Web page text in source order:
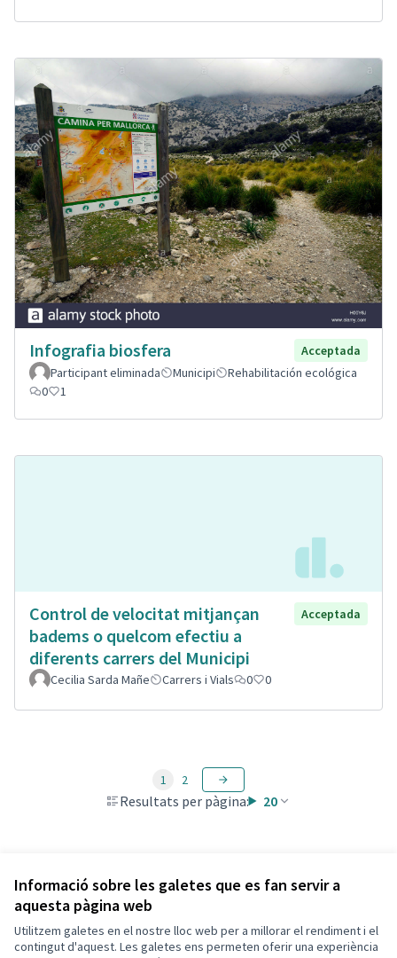
Informació sobre les galetes que es fan servir a
aquesta pàgina web
Utilitzem galetes en el nostre lloc web per a millorar el rendiment i el
contingut d'aquest. Les galetes ens permeten oferir una experiència
Infografia biosfera
Acceptada
Participant eliminada
Municipi
Rehabilitación ecológica
0
1
Control de velocitat mitjançan
badems o quelcom efectiu a
diferents carrers del Municipi
Acceptada
Cecilia Sarda Mañe Carrers i Vials 0 0
Resultats per pàgina: 20
1 2
Veure totes les propostes retirades
Termes i condicions d'ús
Configuració de les galetes